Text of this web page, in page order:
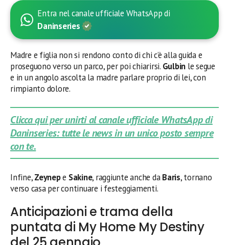
Entra nel canale ufficiale WhatsApp di
Daninseries
Madre e figlia non si rendono conto di chi c’è alla guida e
proseguono verso un parco, per poi chiarirsi. Gulbin le segue
e in un angolo ascolta la madre parlare proprio di lei, con
rimpianto dolore.
Clicca qui per unirti al canale ufficiale WhatsApp di
Daninseries: tutte le news in un unico posto sempre
con te.
Infine,Zeynepe Sakine, raggiunte anche daBaris, tornano
verso casa per continuare i festeggiamenti.
Anticipazioni e trama della
puntata di My Home My Destiny